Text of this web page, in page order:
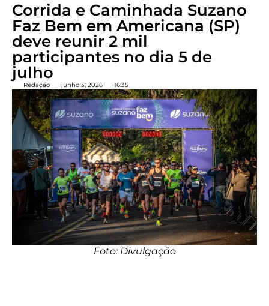
Corrida e Caminhada Suzano
Faz Bem em Americana (SP)
deve reunir 2 mil
participantes no dia 5 de
julho
Redação junho 3, 2026 16:35
Foto: Divulgação